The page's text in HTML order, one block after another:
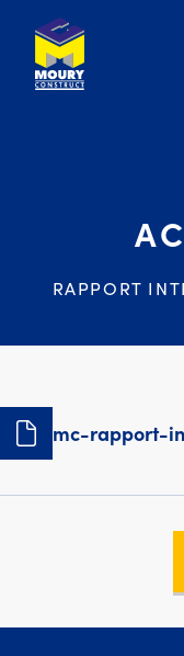
RAPPORT
mc-rapport-